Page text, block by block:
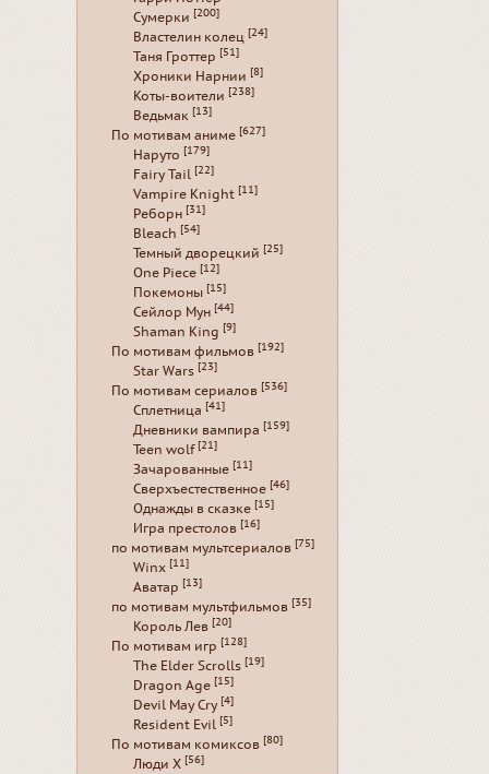
Сумерки [200]
Властелин колец [24]
Таня Гроттер [51]
Хроники Нарнии [8]
Коты-воители [238]
Ведьмак [13]
По мотивам аниме [627]
Наруто [179]
Fairy Tail [22]
Vampire Knight [11]
Реборн [31]
Bleach [54]
Темный дворецкий [25]
One Piece [12]
Покемоны [15]
Сейлор Мун [44]
Shaman King [9]
По мотивам фильмов [192]
Star Wars [23]
По мотивам сериалов [536]
Сплетница [41]
Дневники вампира [159]
Teen wolf [21]
Зачарованные [11]
Сверхъестественное [46]
Однажды в сказке [15]
Игра престолов [16]
по мотивам мультсериалов [75]
Winx [11]
Аватар [13]
по мотивам мультфильмов [35]
Король Лев [20]
По мотивам игр [128]
The Elder Scrolls [19]
Dragon Age [15]
Devil May Cry [4]
Resident Evil [5]
По мотивам комиксов [80]
Люди Х [56]